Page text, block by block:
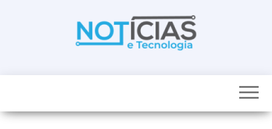
noticias de
num só lugar